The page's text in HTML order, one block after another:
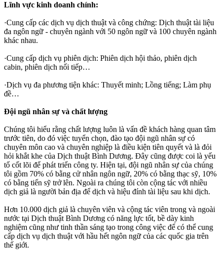
Lĩnh vực kinh doanh chính:
·Cung cấp các dịch vụ dịch thuật và công chứng: Dịch thuật tài liệu
đa ngôn ngữ - chuyên ngành với 50 ngôn ngữ và 100 chuyên ngành
khác nhau.
·Cung cấp dịch vụ phiên dịch: Phiên dịch hội thảo, phiên dịch
cabin, phiên dịch nối tiếp…
·Dịch vụ đa phương tiện khác: Thuyết minh; Lồng tiếng; Làm phụ
đề…
Đội ngũ nhân sự và chất lượng
Chúng tôi hiểu rằng chất lượng luôn là vấn đề khách hàng quan tâm
trước tiên, do đó việc tuyển chọn, đào tạo đội ngũ nhân sự có
chuyên môn cao và chuyên nghiệp là điều kiện tiên quyết và là đỏi
hỏi khắt khe của Dịch thuật Bình Dương. Đây cũng được coi là yếu
tố cốt lõi để phát triển công ty. Hiện tại, đội ngũ nhân sự của chúng
tôi gồm 70% có bằng cử nhân ngôn ngữ, 20% có bằng thạc sỹ, 10%
có bằng tiến sỹ trở lên. Ngoài ra chúng tôi còn cộng tác với nhiều
dịch giả là người bản địa để dịch và hiệu đính tài liệu sau khi dịch.
Hơn 10.000 dịch giả là chuyên viên và cộng tác viên trong và ngoài
nước tại Dịch thuật Bình Dương có năng lực tốt, bề dày kinh
nghiệm cũng như tinh thần sáng tạo trong công việc để có thể cung
cấp dịch vụ dịch thuật với hầu hết ngôn ngữ của các quốc gia trên
thế giới.